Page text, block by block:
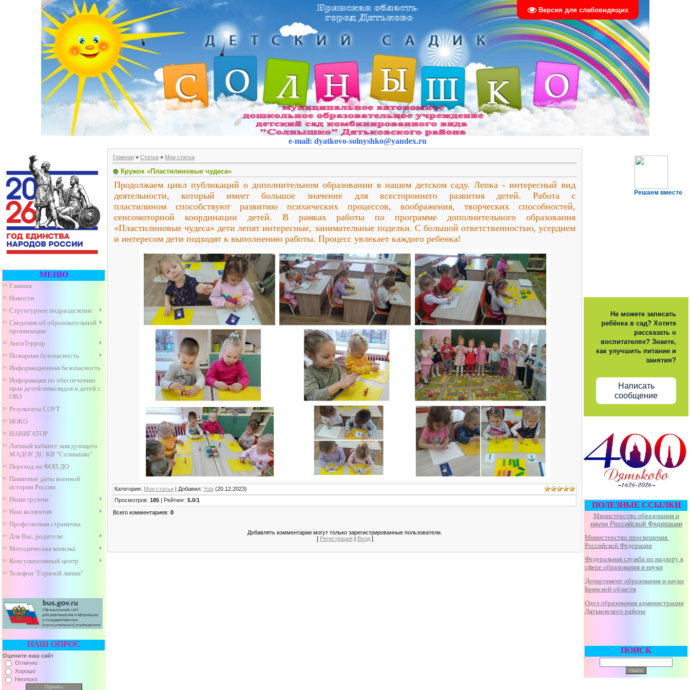
Версия для слабовидящих
e-mail: dyatkovo-solnyshko@yandex.ru
МЕНЮ
Главная
Новости
Структурное подразделение
Сведения об образовательной
организации
АнтиТеррор
Пожарная безопасность
Информационная безопасность
Информация по обеспечению
прав детей-инвалидов и детей с
ОВЗ
Результаты СОУТ
НОКО
НАВИГАТОР
Личный кабинет заведующего
МАДОУ ДС КВ "Солнышко"
Переход на ФОП ДО
Памятные даты военной
истории России
Наши группы
Наш коллектив
Профсоюзная страничка
Для Вас, родители
Методическая копилка
Консультативный центр
Телефон "Горячей линии"
НАШ ОПРОС
Оцените наш сайт
Отлично
Хорошо
Неплохо
Главная » Статьи » Мои статьи
Кружок «Пластилиновые чудеса»
Продолжаем цикл публикаций о дополнительном образовании в нашем детском саду. Лепка - интересный вид
деятельности, который имеет большое значение для всестороннего развития детей. Работа с
пластилином способствуют развитию психических процессов, воображения, творческих способностей,
сенсомоторной координации детей. В рамках работы по программе дополнительного образования
«Пластилиновые чудеса» дети лепят интересные, занимательные поделки. С большой ответственностью, усердием
и интересом дети подходят к выполнению работы. Процесс увлекает каждого ребенка!
Категория: Мои статьи | Добавил: Yula (20.12.2023)
Просмотров: 185 | Рейтинг: 5.0/1
Всего комментариев: 0
Добавлять комментарии могут только зарегистрированные пользователи.
[ Регистрация | Вход]
Решаем вместе
Не можете записать
ребёнка в сад? Хотите
рассказать о
воспитателях? Знаете,
как улучшить питание и
занятия?
Написать
сообщение
ПОЛЕЗНЫЕ ССЫЛКИ
Министерство образования и
науки Российской Федерации
Министерство просвещения
Российской Федерации
Федеральная служба по надзору в
сфере образования и науки
Департамент образования и науки
Брянской области
Одел образования администрации
Дятьковского района
ПОИСК